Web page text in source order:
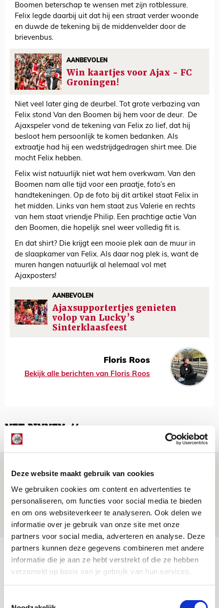
Deze website maakt gebruik van cookies
We gebruiken cookies om content en advertenties te
personaliseren, om functies voor social media te bieden
en om ons websiteverkeer te analyseren. Ook delen we
informatie over je gebruik van onze site met onze
partners voor social media, adverteren en analyse. Deze
partners kunnen deze gegevens combineren met andere
informatie die je aan ze hebt verstrekt of die ze hebben
verzameld op basis van je gebruik van hun services.
Boomen beterschap te wensen met zijn rotblessure.
Felix legde daarbij uit dat hij een straat verder woonde
en duwde de tekening bij de middenvelder door de
brievenbus.
AANBEVOLEN
Win kaartjes voor Ajax - FC
Groningen!
Niet veel later ging de deurbel. Tot grote verbazing van
Felix stond Van den Boomen bij hem voor de deur. De
Ajaxspeler vond de tekening van Felix zo lief, dat hij
besloot hem persoonlijk te komen bedanken. Als
extraatje had hij een wedstrijdgedragen shirt mee. Die
mocht Felix hebben.
Felix wist natuurlijk niet wat hem overkwam. Van den
Boomen nam alle tijd voor een praatje, foto’s en
handtekeningen. Op de foto bij dit artikel staat Felix in
het midden. Links van hem staat zus Valerie en rechts
van hem staat vriendje Philip. Een prachtige actie Van
den Boomen, die hopelijk snel weer volledig fit is.
En dat shirt? Die krijgt een mooie plek aan de muur in
de slaapkamer van Felix. Als daar nog plek is, want de
muren hangen natuurlijk al helemaal vol met
Ajaxposters!
AANBEVOLEN
Ajaxsupportertjes genieten
volop van Lucky’s
Sinterklaasfeest
Floris Roos
Bekijk alle berichten van Floris Roos
NET BINNEN //
Míchel geeft blessure-update en
aanwinsten
07 AUGUSTUS 2026 - 14:13
NIEUWS
Volop enthousiasme in fotoverslag van
Europees treffen met Shelbourne